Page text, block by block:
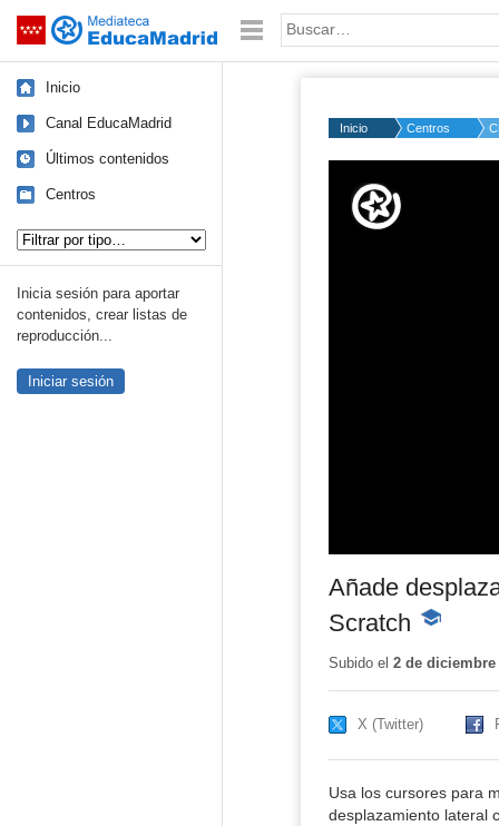
Saltar navegación Palabra o frase:
Inicio
Canal EducaMadrid
Últimos contenidos
Centros
Inicia sesión para aportar
contenidos, crear listas de
reproducción...
Iniciar sesión
Inicio Centros
50%
Añade
Scratch
-
educativo
Subido el 2 de diciembre
X (Twitter)
Usa los cursores para
desplazamiento lateral